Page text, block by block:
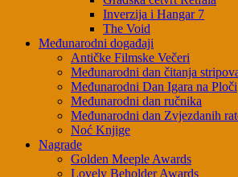
Inverzija i Hangar 7
The Void
Međunarodni događaji
Antičke Filmske Večeri
Međunarodni dan čitanja
Međunarodni Dan Igara na Ploči
Međunarodni dan ručnika
Međunarodni dan Zvjezdanih
Noć Knjige
Nagrade
Golden Meeple Awards
Lovely Beholder Awards